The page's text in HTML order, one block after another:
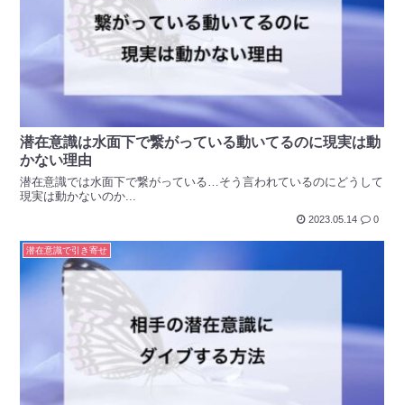
潜在意識は水面下で繋がっている動いてるのに現実は動
かない理由
潜在意識では水面下で繋がっている…そう言われているのにどうして
現実は動かないのか...
2023.05.14 0
潜在意識で引き寄せ